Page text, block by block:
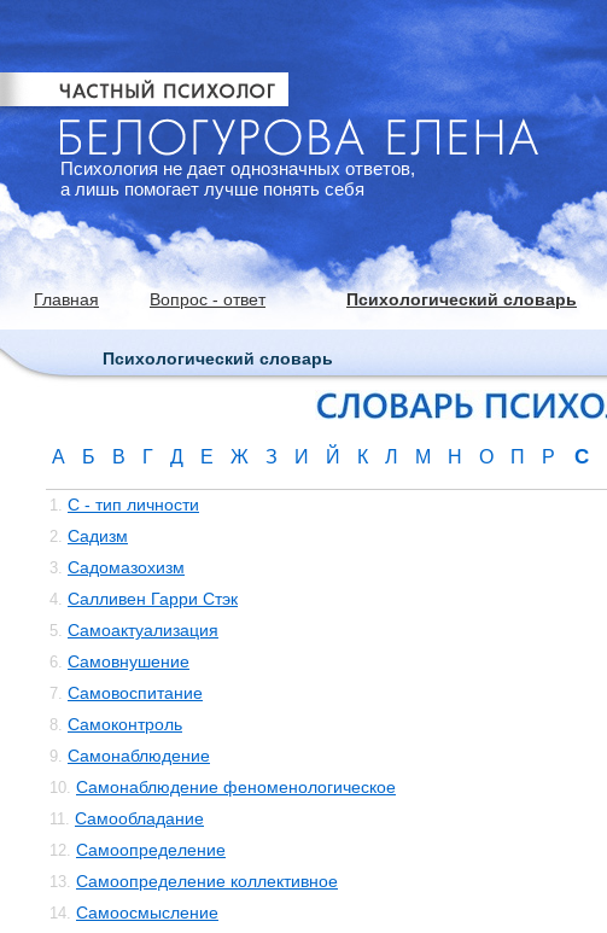
Психология не дает однозначных ответов,
а лишь помогает лучше понять себя
Главная Вопрос - ответ Психологический словарь
Психологический словарь
А Б В Г Д Е Ж З И Й К Л М Н О П Р С
1. С - тип личности
2. Садизм
3. Садомазохизм
4. Салливен Гарри Стэк
5. Самоактуализация
6. Самовнушение
7. Самовоспитание
8. Самоконтроль
9. Самонаблюдение
10. Самонаблюдение феноменологическое
11. Самообладание
12. Самоопределение
13. Самоопределение коллективное
14. Самоосмысление